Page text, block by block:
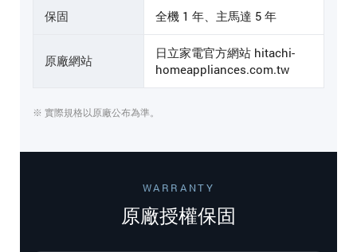
保固 全機 1 年、主馬達 5 年
原廠網站
日立家電官方網站 hitachi-
homeappliances.com.tw
※ 實際規格以原廠公布為準。
WARRANTY
原廠授權保固